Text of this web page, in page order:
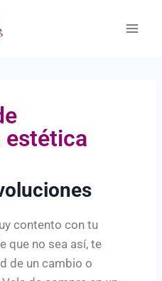
estética
contento con tu
que no sea así, te
de un cambio o